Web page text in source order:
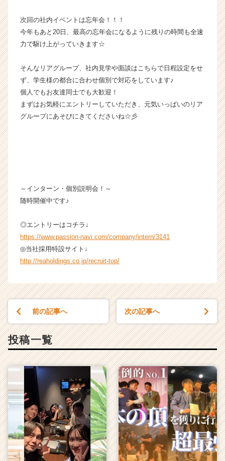
e
r）
次回の社内イベントは忘年会！！！
今年もあと20日、最高の忘年会になるように残りの時間も全速
力で駆け上がっていきます☆
そんなリアグループ、社内見学や面談はこちらで日程設定をせ
ず、学生様の都合に合わせ個別で対応をしています♪
個人でもお友達同士でも大歓迎！
まずはお気軽にエントリーしていただき、元気いっぱいのリア
グループにあそびにきてくださいね☆彡
～インターン・個別説明会！～
随時開催中です♪
◎エントリーはコチラ↓
https://www.passion-navi.com/company/intern/3141
◎当社採用特設サイト↓
http://reaholdings.co.jp/recruit-top/
前の記事へ 次の記事へ
投稿一覧